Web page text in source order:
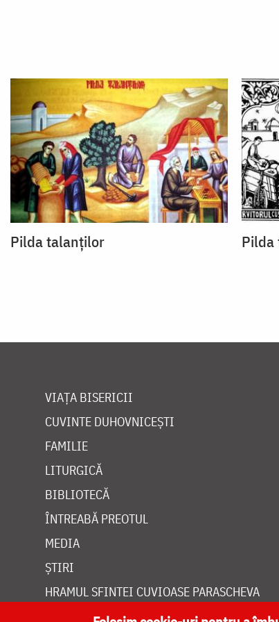
Pilda talanților
VIAȚA BISERICII
CUVINTE DUHOVNICEȘTI
FAMILIE
LITURGICĂ
BIBLIOTECĂ
ÎNTREABĂ PREOTUL
MEDIA
ȘTIRI
HRAMUL SFINTEI CUVIOASE PARASCHEVA